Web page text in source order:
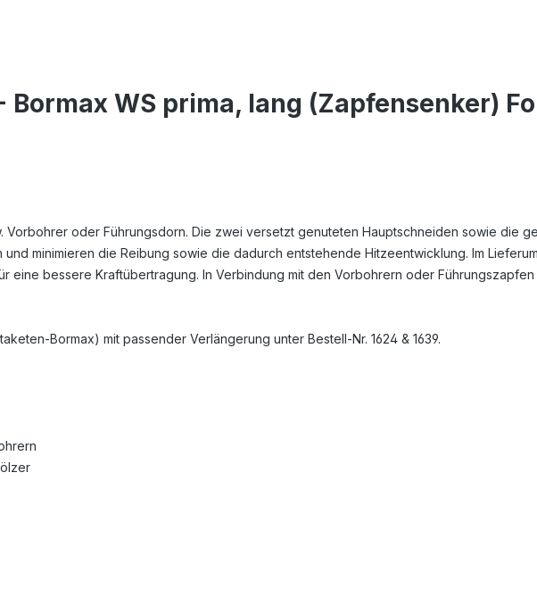
WS prima, lang (Zapfensenker)
oder Führungsdorn. Die zwei versetzt genuteten Hauptschneiden sowie die
minimieren die Reibung sowie die dadurch entstehende Hitzeentwicklung. Im
eine bessere Kraftübertragung. In Verbindung mit den Vorbohrern oder
Bormax) mit passender Verlängerung unter Bestell-Nr. 1624 & 1639.